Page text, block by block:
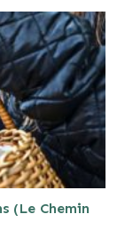
(Le Chemin